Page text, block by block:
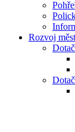
Rozvoj